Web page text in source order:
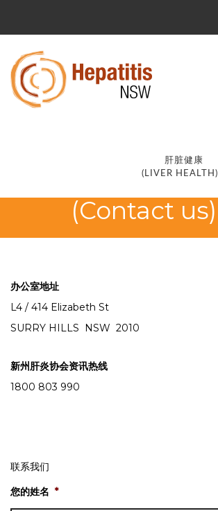
肝脏健康
(LIVER HEALTH)
(Contact us)
办公室地址
L4 / 414 Elizabeth St
SURRY HILLS NSW 2010
新州肝炎协会资讯热线
1800 803 990
联系我们
您的姓名 *